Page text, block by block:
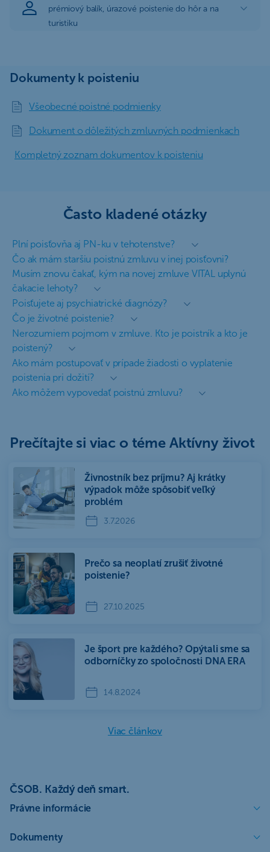
prémiový balík, úrazové poistenie do hôr a na
turistiku
Dokumenty k poisteniu
Všeobecné poistné podmienky
Dokument o dôležitých zmluvných podmienkach
Kompletný zoznam dokumentov k poisteniu
Často kladené otázky
Plní poisťovňa aj PN-ku v tehotenstve?
Čo ak mám staršiu poistnú zmluvu v inej poisťovni?
Musím znovu čakať, kým na novej zmluve VITAL uplynú
čakacie lehoty?
Poisťujete aj psychiatrické diagnózy?
Čo je životné poistenie?
Nerozumiem pojmom v zmluve. Kto je poistník a kto je
poistený?
Ako mám postupovať v prípade žiadosti o vyplatenie
poistenia pri dožití?
Ako môžem vypovedať poistnú zmluvu?
Prečítajte si viac o téme Aktívny život
Živnostník bez príjmu? Aj krátky
výpadok môže spôsobiť veľký
problém
3.7.2026
Prečo sa neoplatí zrušiť životné
poistenie?
27.10.2025
Je šport pre každého? Opýtali sme sa
odborníčky zo spoločnosti DNA ERA
14.8.2024
Viac článkov
ČSOB. Každý deň smart.
Právne informácie
Dokumenty